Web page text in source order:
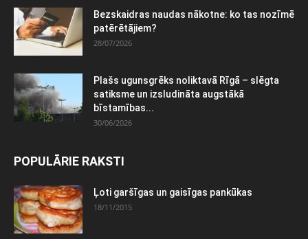
Bezskaidras naudas nākotne: ko tas nozīmē
patērētājiem?
28/07/2026
Plašs ugunsgrēks noliktavā Rīgā – slēgta
satiksme un izsludināta augstākā
bīstamības...
30/06/2026
POPULĀRIE RAKSTI
Ļoti garšīgas un gaisīgas pankūkas
18/11/2015